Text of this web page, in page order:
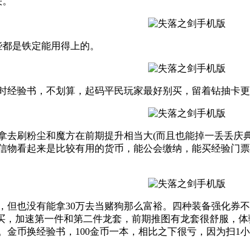
是铁定能用得上的。
经验书，不划算，起码平民玩家最好别买，留着钻抽卡更
去刷粉尘和魔方在前期提升相当大(而且也能掉一丢丢
看起来是比较有用的货币，能公会缴纳，能买经验门
也没有能拿30万去当赌狗那么富裕。四种装备强化
加速第一件和第二件龙套，前期推图有龙套很舒服，
币换经验书，100金币一本，相比之下很亏，因为扫1